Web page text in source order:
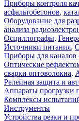
Приборы контроля
асфальтобетонов,
Оборудование для
анализа
Осциллографы,
Источники питания,
Приборы для каналов
Оптические
сварки оптоволокна,
Релейная защита и
Аппараты прогрузки
Комплексы
Инструменты
Устройства резки и